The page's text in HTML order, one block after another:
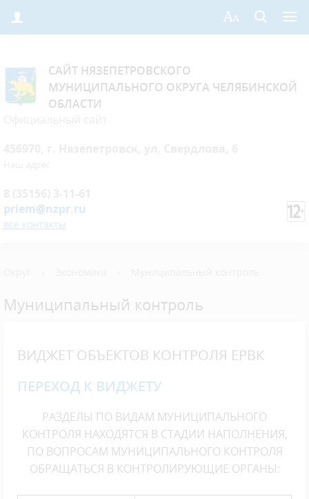
САЙТ НЯЗЕПЕТРОВСКОГО
МУНИЦИПАЛЬНОГО ОКРУГА ЧЕЛЯБИНСКОЙ
ОБЛАСТИ
priem@nzpr.ru
все контакты
Муниципальный контроль
ВИДЖЕТ ОБЪЕКТОВ КОНТРОЛЯ ЕРВК
ПЕРЕХОД К ВИДЖЕТУ
РАЗДЕЛЫ ПО ВИДАМ МУНИЦИПАЛЬНОГО
КОНТРОЛЯ НАХОДЯТСЯ В СТАДИИ НАПОЛНЕНИЯ,
ПО ВОПРОСАМ МУНИЦИПАЛЬНОГО КОНТРОЛЯ
ОБРАЩАТЬСЯ В КОНТРОЛИРУЮЩИЕ ОРГАНЫ: